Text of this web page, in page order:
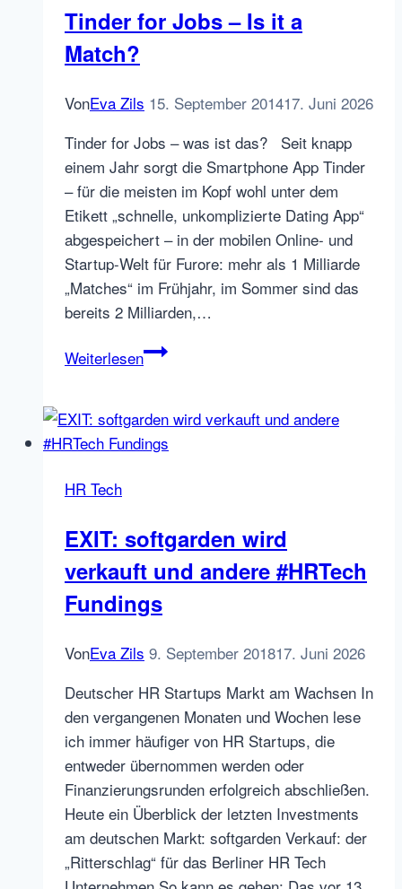
Tinder for Jobs – Is it a
Match?
VonEva Zils 15. September 201417. Juni 2026
Tinder for Jobs – was ist das? Seit knapp
einem Jahr sorgt die Smartphone App Tinder
– für die meisten im Kopf wohl unter dem
Etikett „schnelle, unkomplizierte Dating App“
abgespeichert – in der mobilen Online- und
Startup-Welt für Furore: mehr als 1 Milliarde
„Matches“ im Frühjahr, im Sommer sind das
bereits 2 Milliarden,…
WeiterlesenTinder
–
Is
HR Tech
EXIT: softgarden wird
verkauft und andere #HRTech
Fundings
VonEva Zils 9. September 201817. Juni 2026
Deutscher HR Startups Markt am Wachsen In
den vergangenen Monaten und Wochen lese
ich immer häufiger von HR Startups, die
entweder übernommen werden oder
Finanzierungsrunden erfolgreich abschließen.
Heute ein Überblick der letzten Investments
am deutschen Markt: softgarden Verkauf: der
„Ritterschlag“ für das Berliner HR Tech